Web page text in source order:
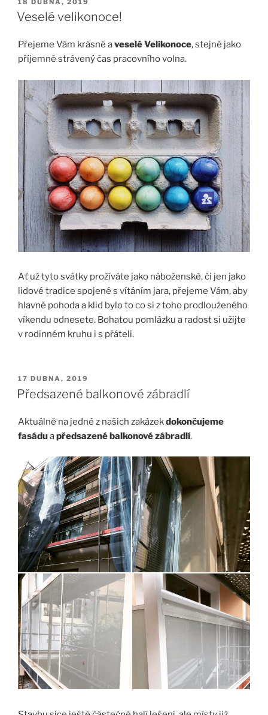
Veselé velikonoce!
Přejeme Vám krásné aveselé Velikonoce, stejně jako
příjemně strávený čas pracovního volna.
Ať už tyto svátky prožíváte jako náboženské, či jen jako
lidové tradice spojené s vítáním jara, přejeme Vám, aby
hlavně pohoda a klid bylo to co si z toho prodlouženého
víkendu odnesete. Bohatou pomlázku a radost si užijte
v rodinném kruhu i s přáteli.
PUBLIKOVÁNO
17 DUBNA, 2019
Předsazené balkonové zábradlí
Aktuálně na jedné z našich zakázekdokončujeme
fasáduapředsazené balkonové zábradlí.